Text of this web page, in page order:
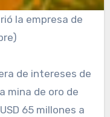
la empresa de
de intereses de
mina de oro de
65 millones a